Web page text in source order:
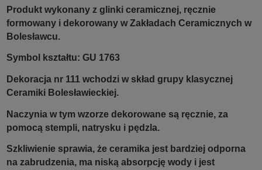
Produkt wykonany z glinki ceramicznej, ręcznie
formowany i dekorowany w Zakładach Ceramicznych w
Bolesławcu.
Symbol kształtu: GU 1763
Dekoracja nr 111 wchodzi w skład grupy klasycznej
Ceramiki Bolesławieckiej.
Naczynia w tym wzorze dekorowane są ręcznie, za
pomocą stempli, natrysku i pędzla.
Szkliwienie sprawia, że ceramika jest bardziej odporna
na zabrudzenia, ma niską absorpcję wody i jest